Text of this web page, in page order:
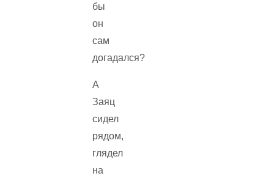
бы
он
сам
догадался?
А
Заяц
сидел
рядом,
глядел
на